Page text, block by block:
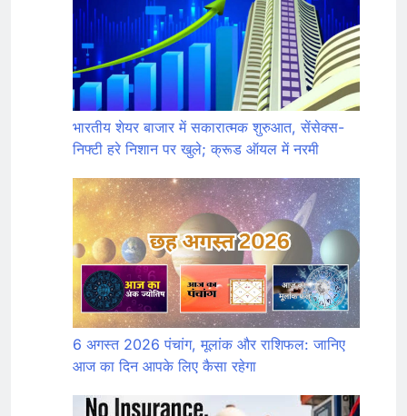
भारतीय शेयर बाजार में सकारात्मक शुरुआत, सेंसेक्स-
निफ्टी हरे निशान पर खुले; क्रूड ऑयल में नरमी
6 अगस्त 2026 पंचांग, मूलांक और राशिफल: जानिए
आज का दिन आपके लिए कैसा रहेगा